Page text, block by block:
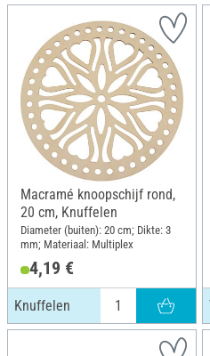
Macramé knoopschijf rond,
20 cm, Knuffelen
Diameter (buiten): 20 cm; Dikte: 3
mm; Materiaal: Multiplex
4,19 €
Knuffelen